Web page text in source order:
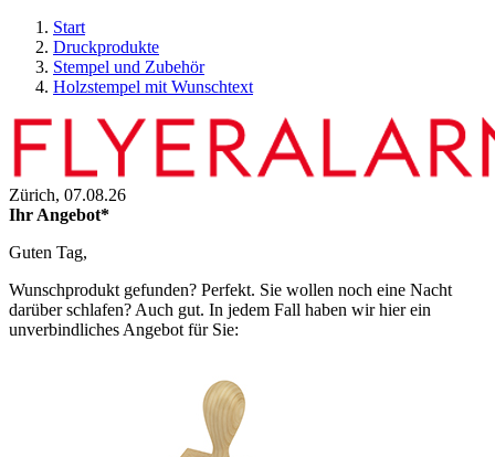
Start
Druckprodukte
Stempel und Zubehör
Holzstempel mit Wunschtext
Zürich, 07.08.26
Ihr Angebot*
Guten Tag,
Wunschprodukt gefunden? Perfekt. Sie wollen noch eine Nacht
darüber schlafen? Auch gut. In jedem Fall haben wir hier ein
unverbindliches Angebot für Sie: